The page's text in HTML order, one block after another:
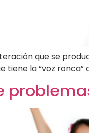
que se
tiene la “voz ronca”